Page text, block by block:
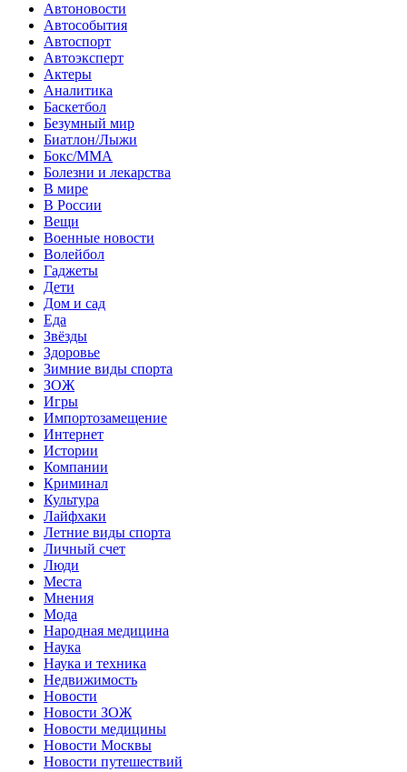
Автоновости
Автособытия
Автоспорт
Автоэксперт
Актеры
Аналитика
Баскетбол
Безумный мир
Биатлон/Лыжи
Бокс/MMA
Болезни и лекарства
В мире
В России
Вещи
Военные новости
Волейбол
Гаджеты
Дети
Дом и сад
Еда
Звёзды
Здоровье
Зимние виды спорта
ЗОЖ
Игры
Импортозамещение
Интернет
Истории
Компании
Криминал
Культура
Лайфхаки
Летние виды спорта
Личный счет
Люди
Места
Мнения
Мода
Народная медицина
Наука
Наука и техника
Недвижимость
Новости
Новости ЗОЖ
Новости медицины
Новости Москвы
Новости путешествий